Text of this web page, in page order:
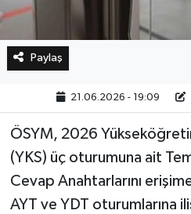
Paylaş
21.06.2026 - 19:09
ÖSYM, 2026
(YKS) üç oturumuna ait
Cevap Anahtarlarını
AYT ve YDT oturumlarına